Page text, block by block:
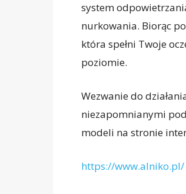
system
nurkowania. Biorąc
która spełni Twoje
poziomie.
Wezwanie do
niezapomnianymi
modeli na stronie
https://www.alniko.pl/